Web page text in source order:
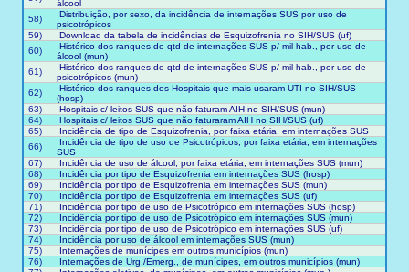
álcool
58)
Distribuição, por sexo, da incidência de internações SUS por uso de
psicotrópicos
59)
Download da tabela de incidências de Esquizofrenia no SIH/SUS (uf)
60)
Histórico dos ranques de qtd de internações SUS p/ mil hab., por uso de
álcool (mun)
61)
Histórico dos ranques de qtd de internações SUS p/ mil hab., por uso de
psicotrópicos (mun)
62)
Histórico dos ranques dos Hospitais que mais usaram UTI no SIH/SUS
(hosp)
63)
Hospitais c/ leitos SUS que não faturam AIH no SIH/SUS (mun)
64)
Hospitais c/ leitos SUS que não faturaram AIH no SIH/SUS (uf)
65)
Incidência de tipo de Esquizofrenia, por faixa etária, em internações SUS
66)
Incidência de tipo de uso de Psicotrópicos, por faixa etária, em internações
SUS
67)
Incidência de uso de álcool, por faixa etária, em internações SUS (mun)
68)
Incidência por tipo de Esquizofrenia em internações SUS (hosp)
69)
Incidência por tipo de Esquizofrenia em internações SUS (mun)
70)
Incidência por tipo de Esquizofrenia em internações SUS (uf)
71)
Incidência por tipo de uso de Psicotrópico em internações SUS (hosp)
72)
Incidência por tipo de uso de Psicotrópico em internações SUS (mun)
73)
Incidência por tipo de uso de Psicotrópico em internações SUS (uf)
74)
Incidência por uso de álcool em internações SUS (mun)
75)
Internações de munícipes em outros municípios (mun)
76)
Internações de Urg./Emerg., de munícipes, em outros municípios (mun)